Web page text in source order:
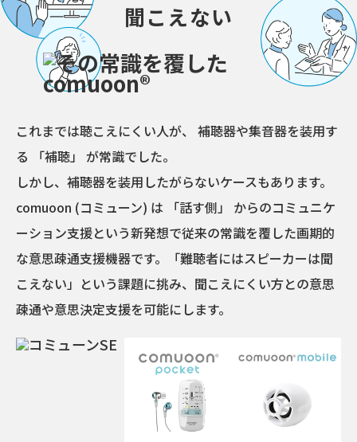
聞こえない
これまでは聴こえにくい人が、 補聴器や集音器を装用す
る 「補聴」 が常識でした。
しかし、補聴器を装用したがらないケースもあります。
comuoon (コミューン) は 「話す側」 からのコミュニケ
ーション支援という新発想で従来の常識を覆した画期的
な意思疎通支援機器です。「難聴者にはスピーカーは聞
こえない」という課題に挑み、聞こえにくい方との意思
疎通や意思決定支援を可能にします。